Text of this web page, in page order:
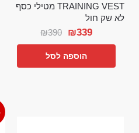
TRAINING VEST מטילי כסף
לא שק חול
₪390 ₪339
הוספה לסל